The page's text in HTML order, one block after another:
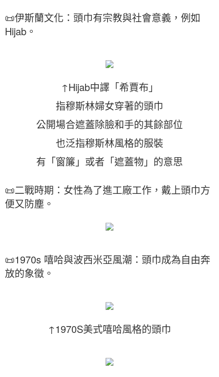
📜伊斯蘭文化：頭巾有宗教與社會意義，例如
Hijab。
↑Hijab中譯「希賈布」
指穆斯林婦女穿著的頭巾
公開場合遮蓋除臉和手的其餘部位
也泛指穆斯林風格的服裝
有「窗簾」或者「遮蓋物」的意思
📜二戰時期：女性為了進工廠工作，戴上頭巾方
便又防塵。
📜1970s 嘻哈與波西米亞風潮：頭巾成為自由奔
放的象徵。
↑1970S美式嘻哈風格的頭巾